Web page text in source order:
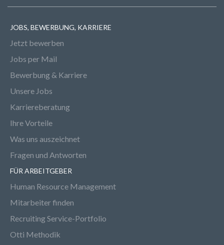
JOBS, BEWERBUNG, KARRIERE
Jetzt bewerben
Jobs per Mail
Bewerbung & Karriere
Unsere Jobs
Karriereberatung
Ihre Vorteile
Was uns auszeichnet
Fragen und Antworten
FÜR ARBEITGEBER
Human Resource Management
Mitarbeiter finden
Recruiting Service-Portfolio
Otti Methodik